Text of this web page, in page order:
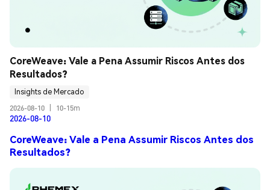
CoreWeave: Vale a Pena Assumir Riscos Antes dos
Resultados?
Insights de Mercado
2026-08-10
10-15m
2026-08-10
CoreWeave: Vale a Pena Assumir Riscos Antes dos
Resultados?